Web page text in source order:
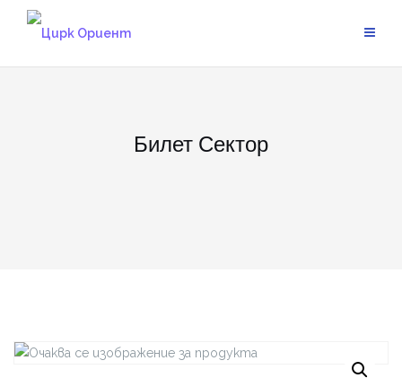
Билет Сектор